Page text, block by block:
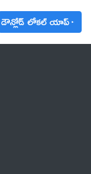
డౌన్లోడ్ లోకల్ యాప్